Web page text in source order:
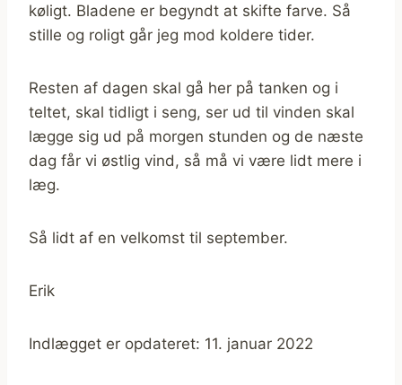
køligt. Bladene er begyndt at skifte farve. Så
stille og roligt går jeg mod koldere tider.
Resten af dagen skal gå her på tanken og i
teltet, skal tidligt i seng, ser ud til vinden skal
lægge sig ud på morgen stunden og de næste
dag får vi østlig vind, så må vi være lidt mere i
læg.
Så lidt af en velkomst til september.
Erik
Indlægget er opdateret: 11. januar 2022